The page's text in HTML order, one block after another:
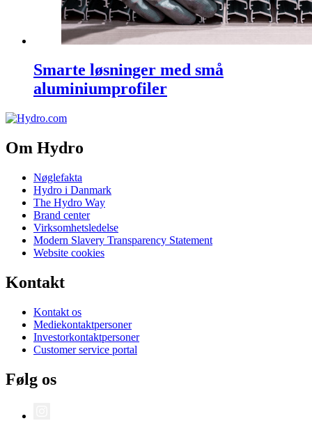
Smarte løsninger med små
aluminiumprofiler
Om Hydro
Nøglefakta
Hydro i Danmark
The Hydro Way
Brand center
Virksomhetsledelse
Modern Slavery Transparency Statement
Website cookies
Kontakt
Kontakt os
Mediekontaktpersoner
Investorkontaktpersoner
Customer service portal
Følg os